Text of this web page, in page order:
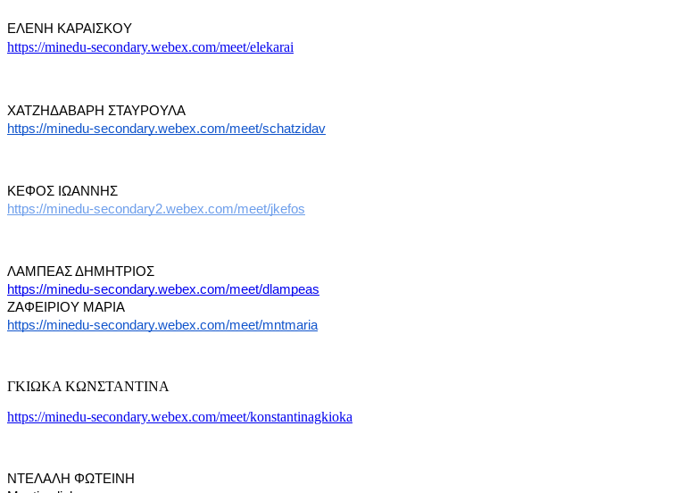
ΕΛΕΝΗ ΚΑΡΑΙΣΚΟΥ
https://minedu-secondary.webex.com/meet/elekarai
ΧΑΤΖΗΔΑΒΑΡΗ ΣΤΑΥΡΟΥΛΑ
https://minedu-secondary.webex.com/meet/schatzidav
ΚΕΦΟΣ ΙΩΑΝΝΗΣ
https://minedu-secondary2.webex.com/meet/jkefos
ΛΑΜΠΕΑΣ ΔΗΜΗΤΡΙΟΣ
https://minedu-secondary.webex.com/meet/dlampeas
ΖΑΦΕΙΡΙΟΥ ΜΑΡΙΑ
https://minedu-secondary.webex.com/meet/mntmaria
ΓΚΙΩΚΑ ΚΩΝΣΤΑΝΤΙΝΑ
https://minedu-secondary.webex.com/meet/konstantinagkioka
ΝΤΕΛΑΛΗ ΦΩΤΕΙΝΗ